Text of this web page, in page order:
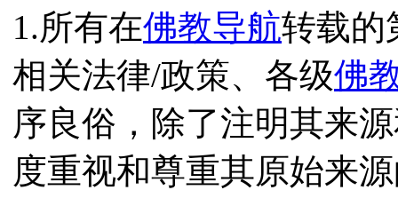
1.所有在佛教导航转载的
相关法律/政策、各级佛
序良俗，除了注明其来
度重视和尊重其原始来